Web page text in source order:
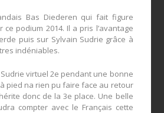
Bas Diederen qui fait figure
ce podium 2014. Il a pris l’avantage
puis sur Sylvain Sudrie grâce à
indéniables.
virtuel 2e pendant une bonne
pied na rien pu faire face au retour
donc de la 3e place. Une belle
compter avec le Français cette